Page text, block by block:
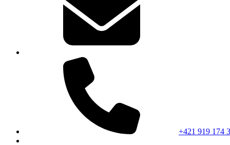
+421 919 174